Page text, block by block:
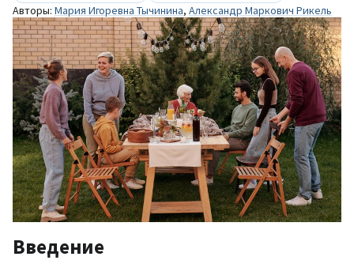
Авторы: Мария Игоревна Тычинина, Александр Маркович Рикель
Введение